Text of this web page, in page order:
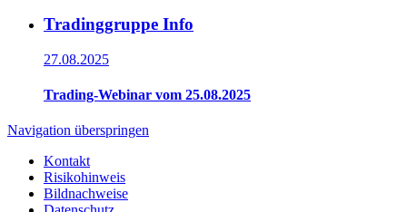
Tradinggruppe Info
27.08.2025
Trading-Webinar vom 25.08.2025
Navigation überspringen
Kontakt
Risikohinweis
Bildnachweise